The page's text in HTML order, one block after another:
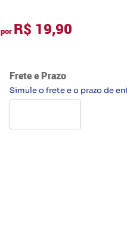
por R$ 19,90
Frete e Prazo
Simule o frete e o prazo de